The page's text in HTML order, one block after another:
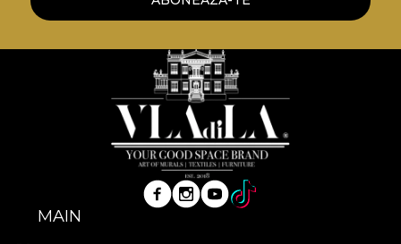
adezivului propriu in aplicarea tapetului. In acest
rapid, sigur si eficient, care se ridica la cele mai inalte
standarde de calitate.
MAIN